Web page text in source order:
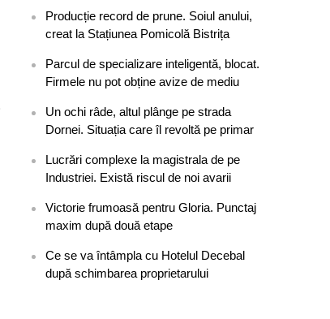
Producție record de prune. Soiul anului,
creat la Stațiunea Pomicolă Bistrița
Parcul de specializare inteligentă, blocat.
Firmele nu pot obține avize de mediu
Un ochi râde, altul plânge pe strada
Dornei. Situația care îl revoltă pe primar
Lucrări complexe la magistrala de pe
Industriei. Există riscul de noi avarii
Victorie frumoasă pentru Gloria. Punctaj
maxim după două etape
Ce se va întâmpla cu Hotelul Decebal
după schimbarea proprietarului